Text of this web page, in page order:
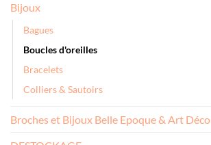
Bijoux
Bagues
Boucles d'oreilles
Bracelets
Colliers & Sautoirs
Broches et Bijoux Belle Epoque & Art Déco